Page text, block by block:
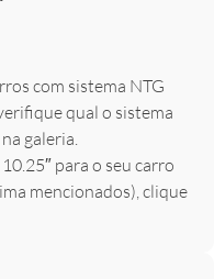
com sistema NTG
qual o sistema
galeria.
para o seu carro
mencionados), clique